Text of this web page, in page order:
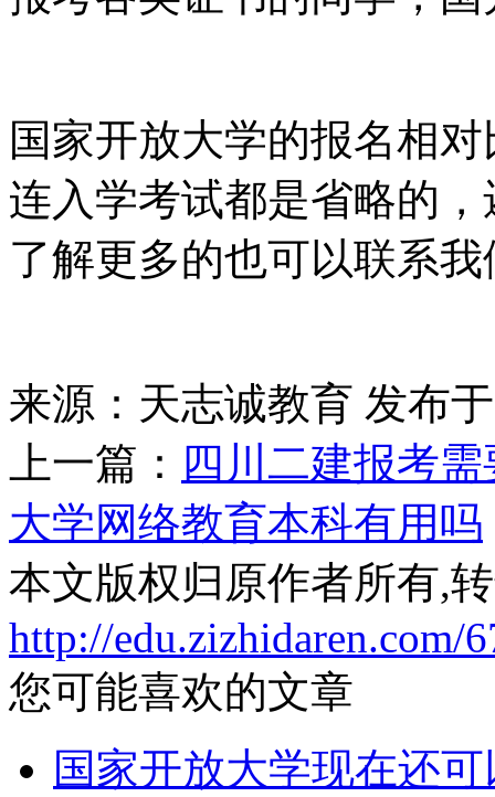
国家开放大学的报名相
连入学考试都是省略的
了解更多的也可以联系我
来源：天志诚教育 发布
上一篇： 四川二建报考
大学网络教育本科有用吗
本文版权归原作者所有,
http://edu.zizhidaren.com/
您可能喜欢的文章
国家开放大学现在还